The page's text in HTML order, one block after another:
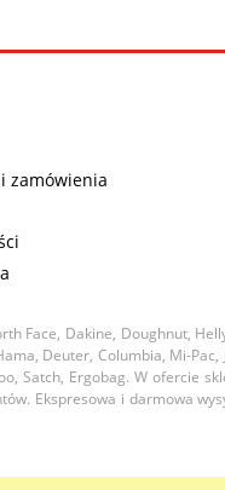
zamówienia
Face, Dakine, Doughnut,
Deuter, Columbia, Mi-
Satch, Ergobag. W ofercie
Ekspresowa i darmowa